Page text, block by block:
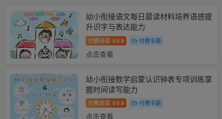
幼小衔接语文每日晨读材料培养语感提
升识字与表达能力
付费阅读 ￥9.9 付费专题
点击查看
幼小衔接数学启蒙认识钟表专项训练掌
握时间读写能力
付费阅读 ￥9.9 付费专题
点击查看